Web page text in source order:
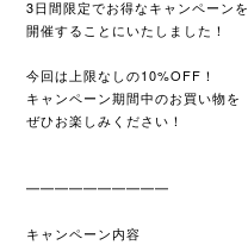
3日間限定でお得なキャンペーンを
開催することにいたしました！
今回は上限なしの10%OFF！
キャンペーン期間中のお買い物を
ぜひお楽しみください！
━━━━━━━━━━
キャンペーン内容